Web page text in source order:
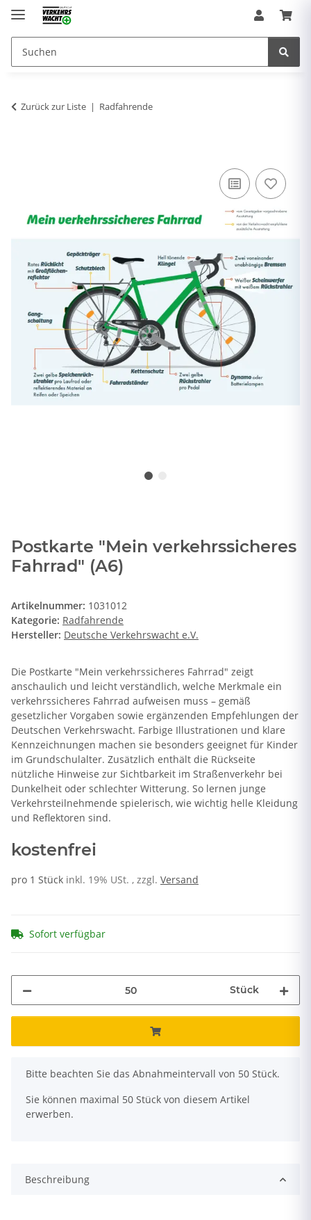
Zurück zur Liste Radfahrende
Postkarte "Mein verkehrssicheres
Fahrrad" (A6)
Artikelnummer: 1031012
Kategorie: Radfahrende
Hersteller: Deutsche Verkehrswacht e.V.
Die Postkarte "Mein verkehrssicheres Fahrrad" zeigt
anschaulich und leicht verständlich, welche Merkmale ein
verkehrssicheres Fahrrad aufweisen muss – gemäß
gesetzlicher Vorgaben sowie ergänzenden Empfehlungen der
Deutschen Verkehrswacht. Farbige Illustrationen und klare
Kennzeichnungen machen sie besonders geeignet für Kinder
im Grundschulalter. Zusätzlich enthält die Rückseite
nützliche Hinweise zur Sichtbarkeit im Straßenverkehr bei
Dunkelheit oder schlechter Witterung. So lernen junge
Verkehrsteilnehmende spielerisch, wie wichtig helle Kleidung
und Reflektoren sind.
kostenfrei
pro 1 Stück inkl. 19% USt. , zzgl. Versand
Sofort verfügbar
Stück
x
Bitte beachten Sie das Abnahmeintervall von 50 Stück.
Sie können maximal 50 Stück von diesem Artikel
erwerben.
Beschreibung